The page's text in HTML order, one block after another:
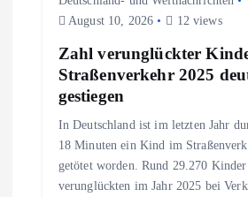
August 10, 2026
12 views
Zahl verunglückter
Straßenverkehr 2025
gestiegen
In Deutschland ist im letzten Jahr
18 Minuten ein Kind im
getötet worden. Rund 29.270
verunglückten im Jahr 2025 bei